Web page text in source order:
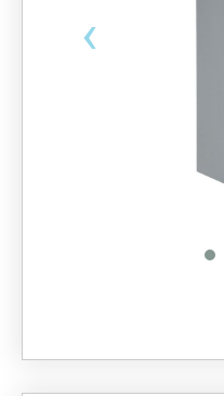
МЕДИЦИНСКАЯ
СИСТЕМЫ
‹